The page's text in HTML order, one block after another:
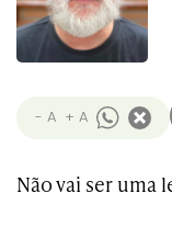
- A + A
Não vai ser uma